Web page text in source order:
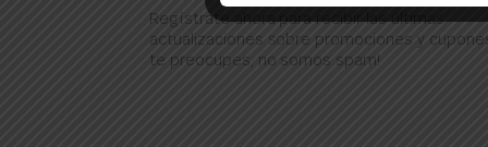
Regístrate ahora para recibir las últimas
actualizaciones sobre promociones y
te preocupes, no somos spam!